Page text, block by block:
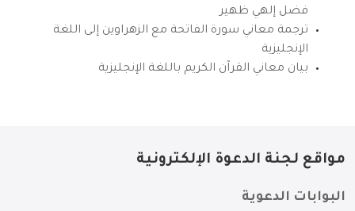
فضل إلهي ظهير
ترجمة معاني سورة الفاتحة مع الزهراوين إلى اللغة
الإنجليزية
بيان معاني القرآن الكريم باللغة الإنجليزية
مواقع لجنة الدعوة الإلكترونية
البوابات الدعوية